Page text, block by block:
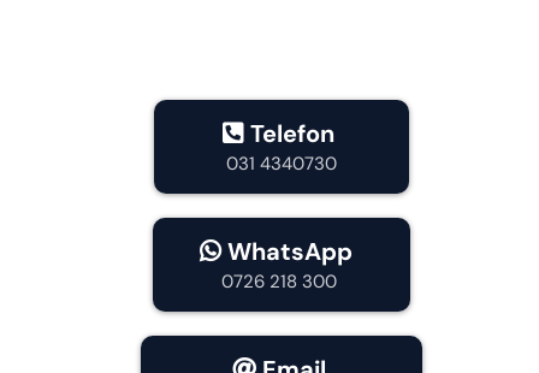
Telefon
031 4340730
WhatsApp
0726 218 300